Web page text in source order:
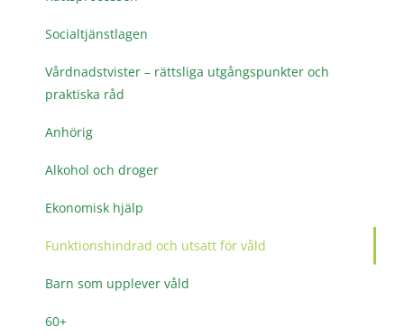
Socialtjänstlagen
Vårdnadstvister – rättsliga utgångspunkter och
praktiska råd
Anhörig
Alkohol och droger
Ekonomisk hjälp
Funktionshindrad och utsatt för våld
Barn som upplever våld
60+